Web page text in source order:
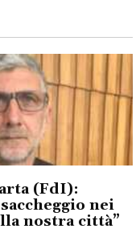
(FdI):
nei
nostra città”